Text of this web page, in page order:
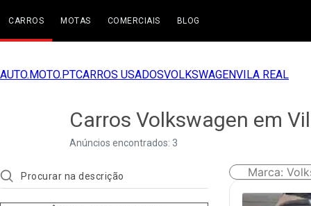
CARROS MOTAS COMERCIAIS BLOG
AUTO.MOTO.PTCARROS USADOSVOLKSWAGENVILA REAL
Carros Volkswagen em
Anúncios encontrados: 3
Marca: